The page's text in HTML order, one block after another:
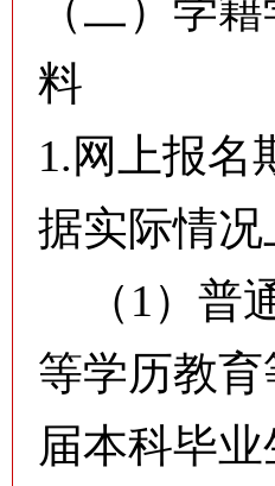
（二）学
料
1.网上报名
据实际情
（1）普
等学历教
届本科毕